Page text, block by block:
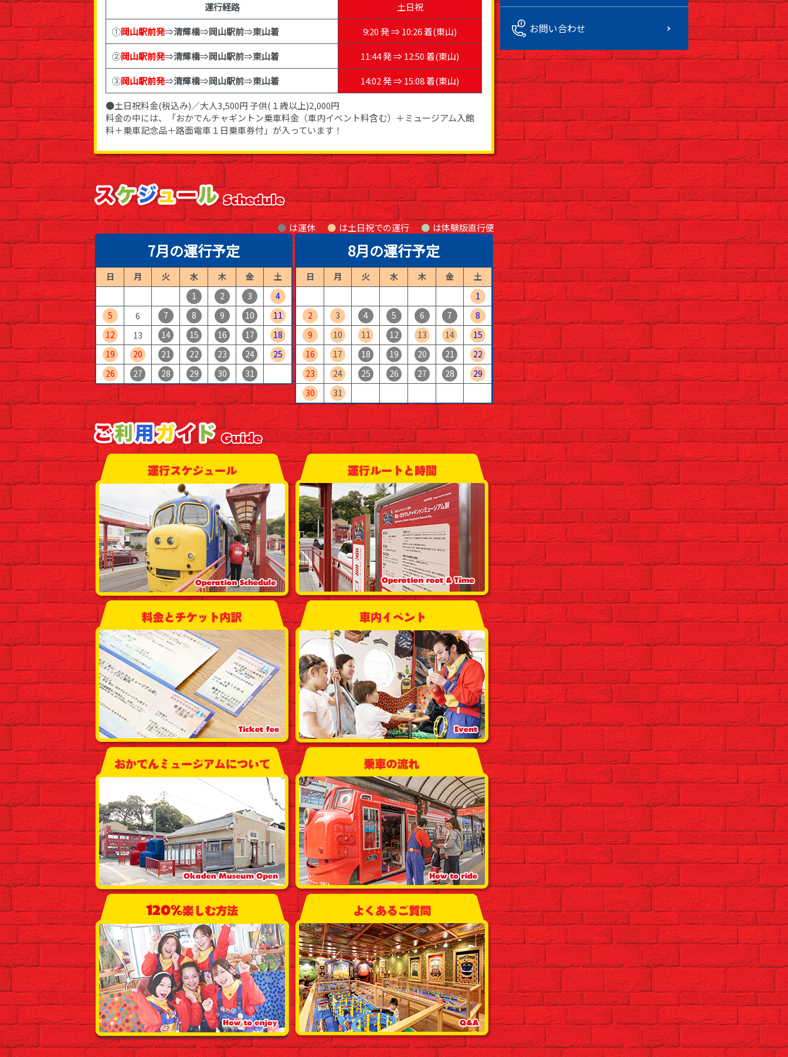
運行経路
土日祝
①岡山駅前発⇒清輝橋⇒岡山駅前⇒東山着
9:20 発 ⇒ 10:26 着(東山)
②岡山駅前発⇒清輝橋⇒岡山駅前⇒東山着
11:44 発 ⇒ 12:50 着(東山)
③岡山駅前発⇒清輝橋⇒岡山駅前⇒東山着
14:02 発 ⇒ 15:08 着(東山)
●土日祝料金(税込み)／大人3,500円 子供(１歳以上)2,000円
料金の中には、「おかでんチャギントン乗車料金（車内イベント料含む）＋ミュージアム入館
料＋乗車記念品＋路面電車１日乗車券付」が入っています！
は運休 は土日祝での運行 ● は体験版直行便
7月の運行予定
日 月 火 水 木 金
土
1
2 3
4
5
6 7 8 9 10
11
12
13 14 15 16 17
18
19
20 21 22 23 24
25
26
27 28 29 30 31
8月の運行予定
日 月 火 水 木 金
土
1
2
3 4 5 6 7
8
9
10 11 12 13 14
15
16
17 18 19 20 21
22
23
24 25 26 27 28
29
30
31
お問い合わせ